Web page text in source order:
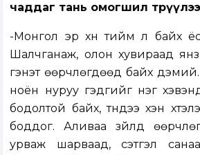
чаддаг тань омогшил
-Монгол эр хүн тийм л байх
Шалчганаж, олон хувираад
гэнэт өөрчлөгдөөд байх
ноён нуруу гэдгийг нэг
бодолтой байх, түүндээ үхэн
боддог. Аливаа зүйлд
урваж шарваад, сэтгэл